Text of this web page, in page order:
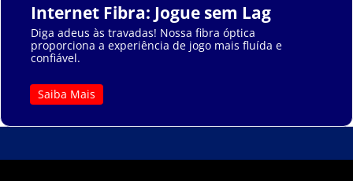
Internet Fibra: Jogue sem Lag
Diga adeus às travadas! Nossa fibra óptica
proporciona a experiência de jogo mais fluída e
confiável.
Saiba Mais